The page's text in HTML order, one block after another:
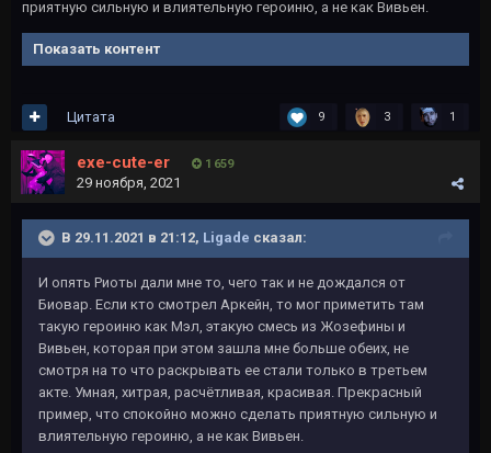
приятную сильную и влиятельную героиню, а не как Вивьен.
Показать контент
9 3 1
Цитата
exe-cute-er 1 659
29 ноября, 2021
В 29.11.2021 в 21:12, Ligade сказал:
И опять Риоты дали мне то, чего так и не дождался от
Биовар. Если кто смотрел Аркейн, то мог приметить там
такую героиню как Мэл, этакую смесь из Жозефины и
Вивьен, которая при этом зашла мне больше обеих, не
смотря на то что раскрывать ее стали только в третьем
акте. Умная, хитрая, расчётливая, красивая. Прекрасный
пример, что спокойно можно сделать приятную сильную и
влиятельную героиню, а не как Вивьен.